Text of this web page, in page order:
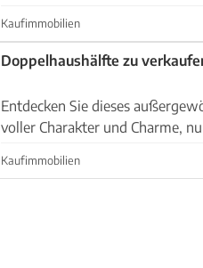
Kaufimmobilien
Doppelhaushälfte zu
Entdecken Sie dieses
voller Charakter und Charme,
Kaufimmobilien